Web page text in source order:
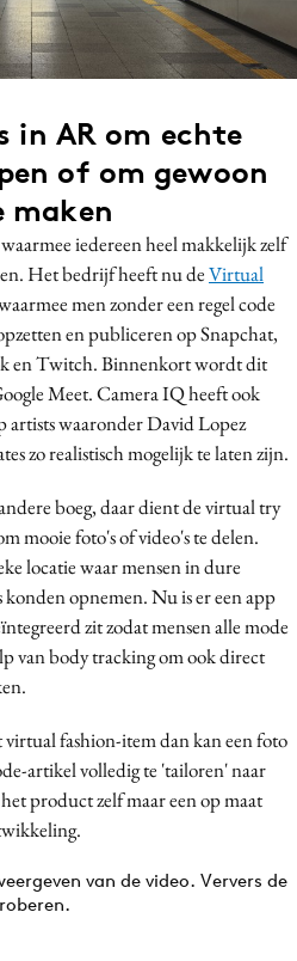
in AR om echte
of om gewoon
iedereen heel makkelijk zelf
Het bedrijf heeft nu deVirtual
men zonder een regel code
en publiceren op Snapchat,
en Twitch. Binnenkort wordt dit
Meet. Camera IQ heeft ook
artists waaronder David Lopez
zo realistisch mogelijk te laten zijn.
boeg, daar dient de virtual try
mooie foto's of video's te delen.
locatie waar mensen in dure
konden opnemen. Nu is er een app
zit zodat mensen alle mode
van body tracking om ook direct
virtual fashion-item dan kan een foto
artikel volledig te 'tailoren' naar
product zelf maar een op maat
van de video. Ververs de